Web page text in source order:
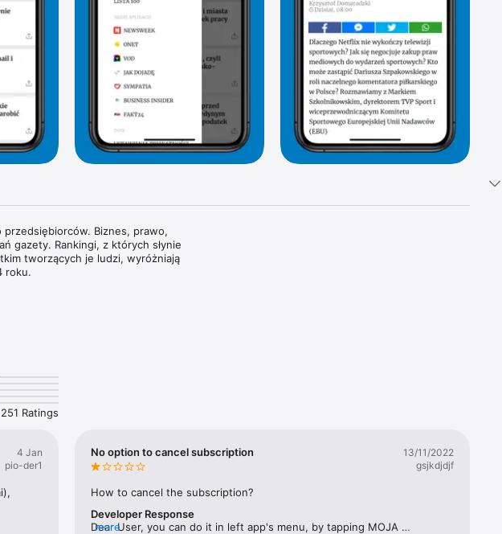
Biznes, prawo,
gazety. Rankingi, z których słynie
tworzących je ludzi, wyróżniają
roku.
w Polsce. Obserwujemy światowe
magazynu. Ale Forbes
W corocznym
zasady użytkowania aplikacji
251 Ratings
4 Jan
pio-der1
No option to cancel subscription
13/11/2022
gsjkdjdjf
How to cancel the subscription?
Developer Response
Dear User, you can do it in left app's menu, by tapping MOJA
more